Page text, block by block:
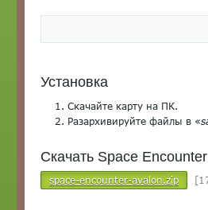
Установка
Скачайте карту на ПК.
Разархивируйте файлы в «
Скачать Space Encounter
space-encounter-avalon.zip